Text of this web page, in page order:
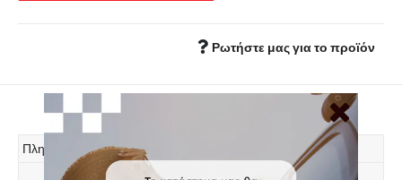
Ρωτήστε μας για το προϊόν
Πληροφορίες